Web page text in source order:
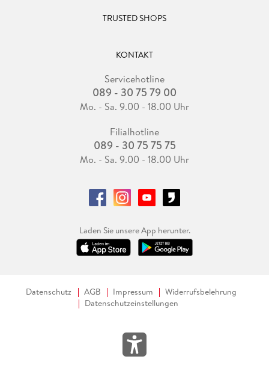
TRUSTED SHOPS
KONTAKT
Servicehotline
089 - 30 75 79 00
Mo. - Sa. 9.00 - 18.00 Uhr
Filialhotline
089 - 30 75 75 75
Mo. - Sa. 9.00 - 18.00 Uhr
Laden Sie unsere App herunter.
Datenschutz AGB Impressum
Widerrufsbelehrung
Datenschutzeinstellungen